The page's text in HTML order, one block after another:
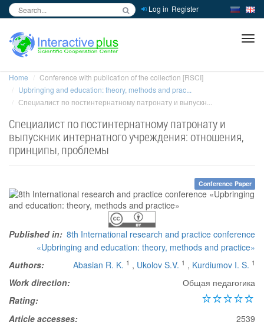
Log in Register
Home
Conference with publication of the collection [RSCI]
Upbringing and education: theory, methods and prac...
Специалист по постинтернатному патронату и выпускн...
Специалист по постинтернатному патронату и
выпускник интернатного учреждения: отношения,
принципы, проблемы
Conference Paper
Published in: 8th International research and practice conference
«Upbringing and education: theory, methods and practice»
Authors:
Abasian R. K. 1 , Ukolov S.V. 1 , Kurdiumov I. S. 1
Work direction:
Общая педагогика
Rating:
Article accesses:
2539